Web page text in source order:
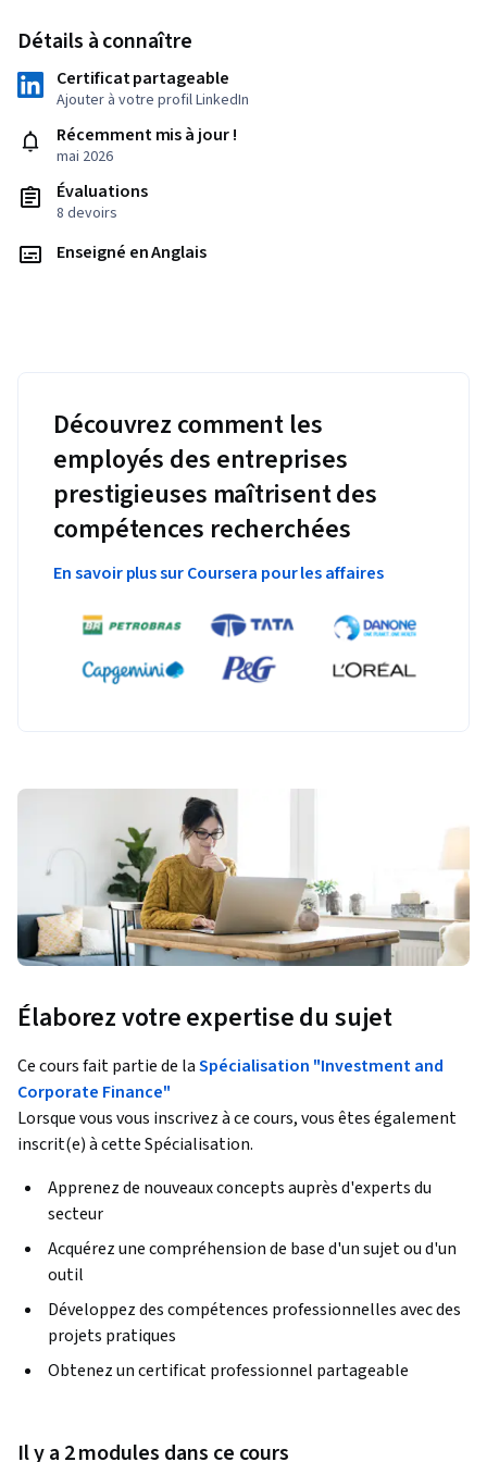
Détails à connaître
Certificat partageable
Ajouter à votre profil LinkedIn
Récemment mis à jour !
mai 2026
Évaluations
8 devoirs
Enseigné en Anglais
Découvrez comment les
employés des entreprises
prestigieuses maîtrisent des
compétences recherchées
En savoir plus sur Coursera pour les affaires
Élaborez votre expertise du sujet
Ce cours fait partie de laSpécialisation "Investment and
Corporate Finance"
Lorsque vous vous inscrivez à ce cours, vous êtes également
inscrit(e) à cette Spécialisation.
Apprenez de nouveaux concepts auprès d'experts du
secteur
Acquérez une compréhension de base d'un sujet ou d'un
outil
Développez des compétences professionnelles avec des
projets pratiques
Obtenez un certificat professionnel partageable
Il y a 2 modules dans ce cours